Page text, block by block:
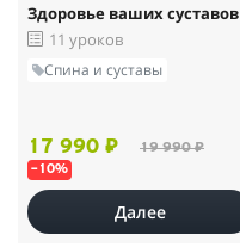
Здоровье ваших суставов
11 уроков
Спина и суставы
17 990 ₽ 19 990 ₽
–10%
Далее